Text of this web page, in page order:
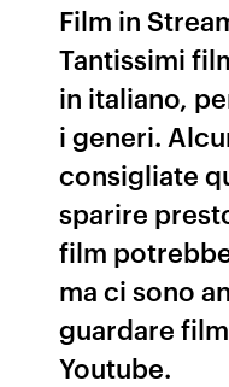
Film in
Tantissimi
in italiano,
i generi.
consigliate
sparire
film
ma ci sono
guardare
Youtube.